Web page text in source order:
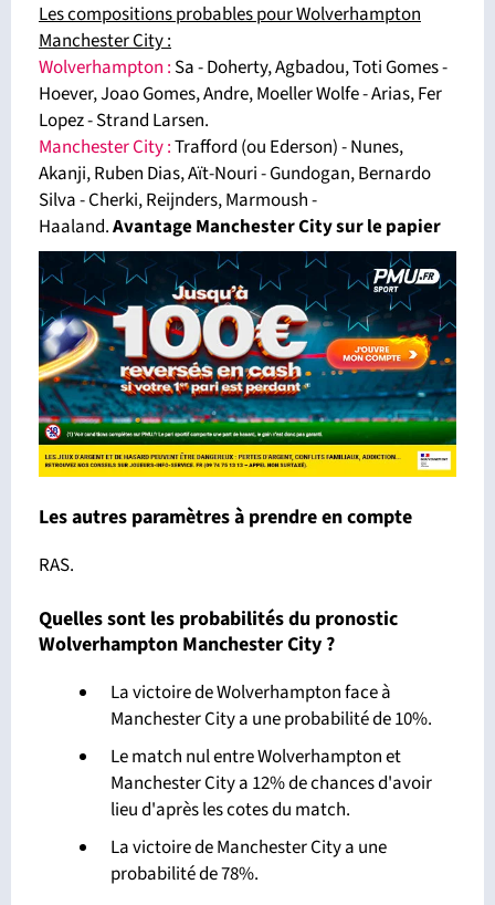
Les compositions probables pour Wolverhampton
Manchester City :
Wolverhampton : Sa - Doherty, Agbadou, Toti Gomes -
Hoever, Joao Gomes, Andre, Moeller Wolfe - Arias, Fer
Lopez - Strand Larsen.
Manchester City :Trafford (ou Ederson) - Nunes,
Akanji, Ruben Dias, Aït-Nouri - Gundogan, Bernardo
Silva - Cherki, Reijnders, Marmoush -
Haaland.Avantage Manchester City sur le papier
Les autres paramètres à prendre en compte
RAS.
Quelles sont les probabilités du pronostic
Wolverhampton Manchester City ?
La victoire de Wolverhampton face à
Manchester City a une probabilité de 10%.
Le match nul entre Wolverhampton et
Manchester City a 12% de chances d'avoir
lieu d'après les cotes du match.
La victoire de Manchester City a une
probabilité de 78%.